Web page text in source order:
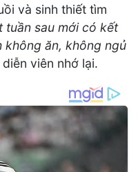
và sinh thiết tìm
tuần sau mới có kết
không ăn, không ngủ
diễn viên nhớ lại.